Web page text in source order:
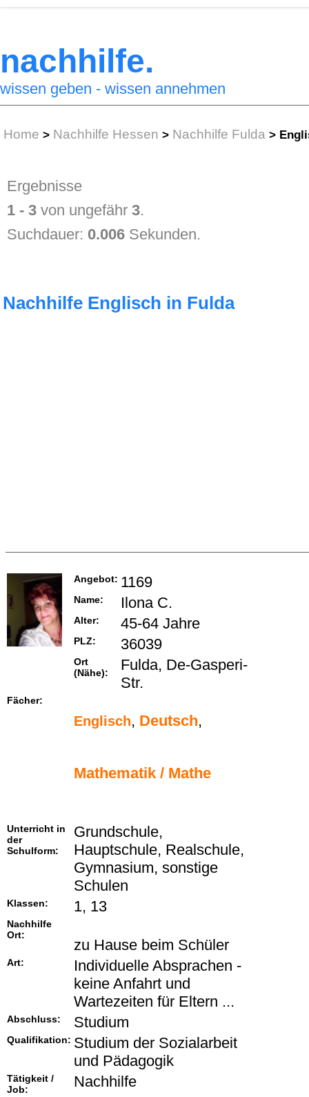
nachhilfe.
wissen geben - wissen annehmen
Home > Nachhilfe Hessen > Nachhilfe Fulda >
Ergebnisse
1 - 3 von ungefähr3.
Suchdauer: 0.006 Sekunden.
Nachhilfe Englisch in Fulda
Angebot: 1169
Name: Ilona C.
Alter: 45-64 Jahre
PLZ: 36039
Ort
(Nähe):
Fulda, De-Gasperi-
Str.
Fächer:
Englisch, Deutsch,
Mathematik / Mathe
Unterricht in
der
Schulform:
Grundschule,
Hauptschule, Realschule,
Gymnasium, sonstige
Schulen
Klassen: 1, 13
Nachhilfe
Ort:
zu Hause beim Schüler
Art:
Individuelle Absprachen -
keine Anfahrt und
Wartezeiten für Eltern ...
Abschluss: Studium
Qualifikation: Studium der Sozialarbeit
und Pädagogik
Tätigkeit /
Job:
Nachhilfe